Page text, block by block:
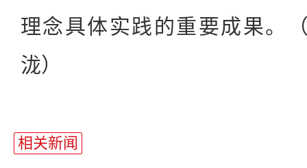
理念具体实践的重要成果。
泷）
相关新闻